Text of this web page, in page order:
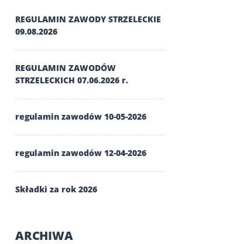
REGULAMIN ZAWODY STRZELECKIE
09.08.2026
REGULAMIN ZAWODÓW
STRZELECKICH 07.06.2026 r.
regulamin zawodów 10-05-2026
regulamin zawodów 12-04-2026
Składki za rok 2026
ARCHIWA